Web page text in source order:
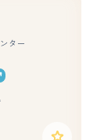
っと見る
ター